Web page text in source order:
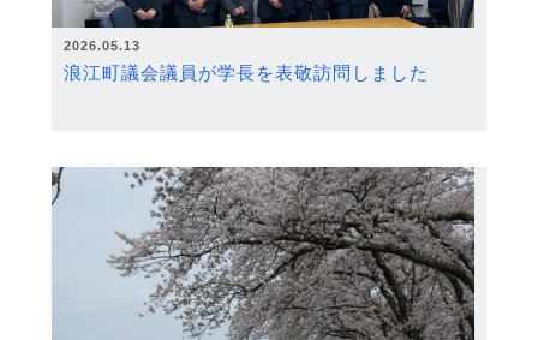
2026.05.13
浪江町議会議員が学長を表敬訪問しました